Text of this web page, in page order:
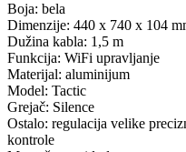
Boja: bela
Dimenzije: 440 x 740 x 104
Dužina kabla: 1,5 m
Funkcija: WiFi upravljanje
Materijal: aluminijum
Model: Tactic
Grejač: Silence
Ostalo: regulacija velike
kontrole